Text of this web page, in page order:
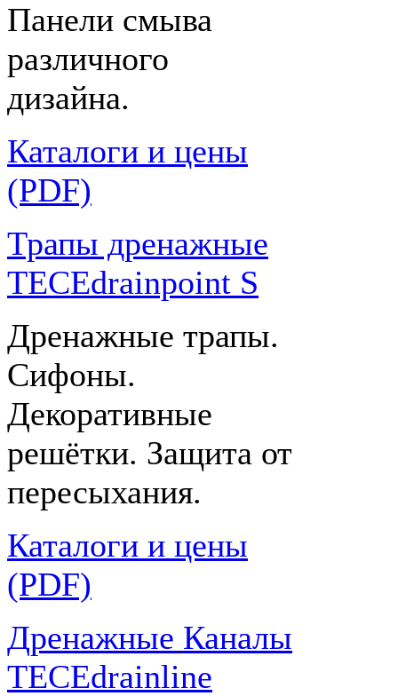
Панели смыва
различного
дизайна.
Каталоги и цены
(PDF)
Трапы дренажные
TECEdrainpoint S
Дренажные трапы.
Сифоны.
Декоративные
решётки. Защита от
пересыхания.
Каталоги и цены
(PDF)
Дренажные Каналы
TECEdrainline